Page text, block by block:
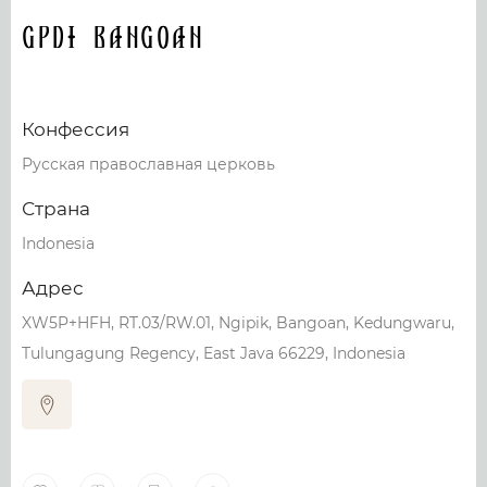
GPdI Bangoan
Конфессия
Русская православная церковь
Страна
Indonesia
Адрес
XW5P+HFH, RT.03/RW.01, Ngipik, Bangoan, Kedungwaru,
Tulungagung Regency, East Java 66229, Indonesia